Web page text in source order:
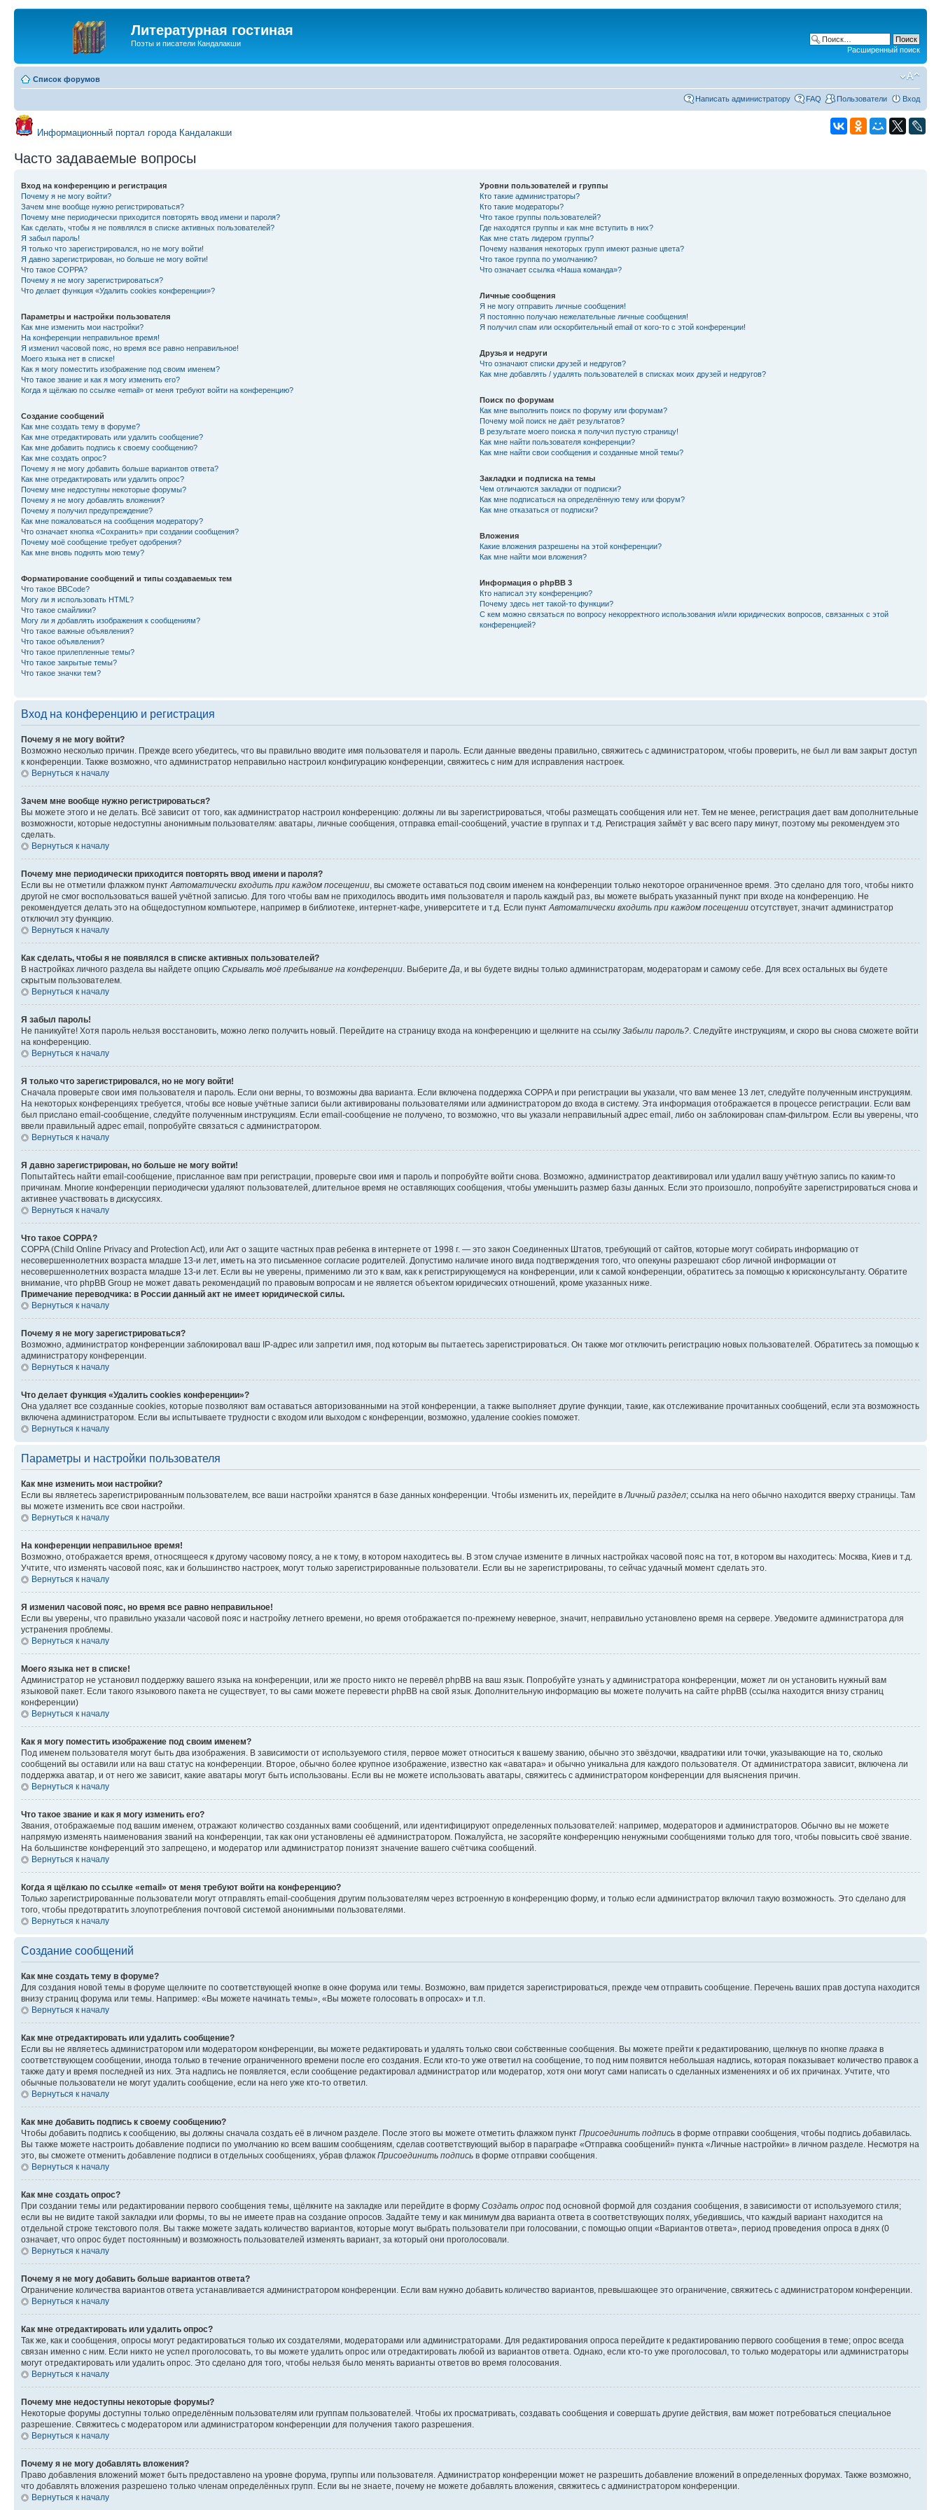
Литературная гостиная
Поэты и писатели Кандалакши
Расширенный поиск
Список форумов
Написать администратору FAQ Пользователи Вход
Информационный портал города Кандалакши
Часто задаваемые вопросы
Вход на конференцию и регистрация
Почему я не могу войти?
Зачем мне вообще нужно регистрироваться?
Почему мне периодически приходится повторять ввод имени и пароля?
Как сделать, чтобы я не появлялся в списке активных пользователей?
Я забыл пароль!
Я только что зарегистрировался, но не могу войти!
Я давно зарегистрирован, но больше не могу войти!
Что такое COPPA?
Почему я не могу зарегистрироваться?
Что делает функция «Удалить cookies конференции»?
Параметры и настройки пользователя
Как мне изменить мои настройки?
На конференции неправильное время!
Я изменил часовой пояс, но время все равно неправильное!
Моего языка нет в списке!
Как я могу поместить изображение под своим именем?
Что такое звание и как я могу изменить его?
Когда я щёлкаю по ссылке «email» от меня требуют войти на конференцию?
Создание сообщений
Как мне создать тему в форуме?
Как мне отредактировать или удалить сообщение?
Как мне добавить подпись к своему сообщению?
Как мне создать опрос?
Почему я не могу добавить больше вариантов ответа?
Как мне отредактировать или удалить опрос?
Почему мне недоступны некоторые форумы?
Почему я не могу добавлять вложения?
Почему я получил предупреждение?
Как мне пожаловаться на сообщения модератору?
Что означает кнопка «Сохранить» при создании сообщения?
Почему моё сообщение требует одобрения?
Как мне вновь поднять мою тему?
Форматирование сообщений и типы создаваемых тем
Что такое BBCode?
Могу ли я использовать HTML?
Что такое смайлики?
Могу ли я добавлять изображения к сообщениям?
Что такое важные объявления?
Что такое объявления?
Что такое прилепленные темы?
Что такое закрытые темы?
Что такое значки тем?
Уровни пользователей и группы
Кто такие администраторы?
Кто такие модераторы?
Что такое группы пользователей?
Где находятся группы и как мне вступить в них?
Как мне стать лидером группы?
Почему названия некоторых групп имеют разные цвета?
Что такое группа по умолчанию?
Что означает ссылка «Наша команда»?
Личные сообщения
Я не могу отправить личные сообщения!
Я постоянно получаю нежелательные личные сообщения!
Я получил спам или оскорбительный email от кого-то с этой конференции!
Друзья и недруги
Что означают списки друзей и недругов?
Как мне добавлять / удалять пользователей в списках моих друзей и недругов?
Поиск по форумам
Как мне выполнить поиск по форуму или форумам?
Почему мой поиск не даёт результатов?
В результате моего поиска я получил пустую страницу!
Как мне найти пользователя конференции?
Как мне найти свои сообщения и созданные мной темы?
Закладки и подписка на темы
Чем отличаются закладки от подписки?
Как мне подписаться на определённую тему или форум?
Как мне отказаться от подписки?
Вложения
Какие вложения разрешены на этой конференции?
Как мне найти мои вложения?
Информация о phpBB 3
Кто написал эту конференцию?
Почему здесь нет такой-то функции?
С кем можно связаться по вопросу некорректного использования и/или юридических вопросов, связанных с этой
конференцией?
Вход на конференцию и регистрация
Почему я не могу войти?
Возможно несколько причин. Прежде всего убедитесь, что вы правильно вводите имя пользователя и пароль. Если данные введены правильно, свяжитесь с администратором, чтобы проверить, не был ли вам закрыт доступ
к конференции. Также возможно, что администратор неправильно настроил конфигурацию конференции, свяжитесь с ним для исправления настроек.
Вернуться к началу
Зачем мне вообще нужно регистрироваться?
Вы можете этого и не делать. Всё зависит от того, как администратор настроил конференцию: должны ли вы зарегистрироваться, чтобы размещать сообщения или нет. Тем не менее, регистрация дает вам дополнительные
возможности, которые недоступны анонимным пользователям: аватары, личные сообщения, отправка email-сообщений, участие в группах и т.д. Регистрация займёт у вас всего пару минут, поэтому мы рекомендуем это
сделать.
Вернуться к началу
Почему мне периодически приходится повторять ввод имени и пароля?
Если вы не отметили флажком пункт Автоматически входить при каждом посещении , вы сможете оставаться под своим именем на конференции только некоторое ограниченное время. Это сделано для того, чтобы никто
другой не смог воспользоваться вашей учётной записью. Для того чтобы вам не приходилось вводить имя пользователя и пароль каждый раз, вы можете выбрать указанный пункт при входе на конференцию. Не
рекомендуется делать это на общедоступном компьютере, например в библиотеке, интернет-кафе, университете и т.д. Если пункт Автоматически входить при каждом посещении отсутствует, значит администратор
отключил эту функцию.
Вернуться к началу
Как сделать, чтобы я не появлялся в списке активных пользователей?
В настройках личного раздела вы найдете опцию Скрывать моё пребывание на конференции . Выберите Да , и вы будете видны только администраторам, модераторам и самому себе. Для всех остальных вы будете
скрытым пользователем.
Вернуться к началу
Я забыл пароль!
Не паникуйте! Хотя пароль нельзя восстановить, можно легко получить новый. Перейдите на страницу входа на конференцию и щелкните на ссылку Забыли пароль? . Следуйте инструкциям, и скоро вы снова сможете войти
на конференцию.
Вернуться к началу
Я только что зарегистрировался, но не могу войти!
Сначала проверьте свои имя пользователя и пароль. Если они верны, то возможны два варианта. Если включена поддержка COPPA и при регистрации вы указали, что вам менее 13 лет, следуйте полученным инструкциям.
На некоторых конференциях требуется, чтобы все новые учётные записи были активированы пользователями или администратором до входа в систему. Эта информация отображается в процессе регистрации. Если вам
был прислано email-сообщение, следуйте полученным инструкциям. Если email-сообщение не получено, то возможно, что вы указали неправильный адрес email, либо он заблокирован спам-фильтром. Если вы уверены, что
ввели правильный адрес email, попробуйте связаться с администратором.
Вернуться к началу
Я давно зарегистрирован, но больше не могу войти!
Попытайтесь найти email-сообщение, присланное вам при регистрации, проверьте свои имя и пароль и попробуйте войти снова. Возможно, администратор деактивировал или удалил вашу учётную запись по каким-то
причинам. Многие конференции периодически удаляют пользователей, длительное время не оставляющих сообщения, чтобы уменьшить размер базы данных. Если это произошло, попробуйте зарегистрироваться снова и
активнее участвовать в дискуссиях.
Вернуться к началу
Что такое COPPA?
COPPA (Child Online Privacy and Protection Act), или Акт о защите частных прав ребенка в интернете от 1998 г. — это закон Соединенных Штатов, требующий от сайтов, которые могут собирать информацию от
несовершеннолетних возраста младше 13-и лет, иметь на это письменное согласие родителей. Допустимо наличие иного вида подтверждения того, что опекуны разрешают сбор личной информации от
несовершеннолетних возраста младше 13-и лет. Если вы не уверены, применимо ли это к вам, как к регистрирующемуся на конференции, или к самой конференции, обратитесь за помощью к юрисконсультанту. Обратите
внимание, что phpBB Group не может давать рекомендаций по правовым вопросам и не является объектом юридических отношений, кроме указанных ниже.
Примечание переводчика: в России данный акт не имеет юридической силы.
Вернуться к началу
Почему я не могу зарегистрироваться?
Возможно, администратор конференции заблокировал ваш IP-адрес или запретил имя, под которым вы пытаетесь зарегистрироваться. Он также мог отключить регистрацию новых пользователей. Обратитесь за помощью к
администратору конференции.
Вернуться к началу
Что делает функция «Удалить cookies конференции»?
Она удаляет все созданные cookies, которые позволяют вам оставаться авторизованными на этой конференции, а также выполняет другие функции, такие, как отслеживание прочитанных сообщений, если эта возможность
включена администратором. Если вы испытываете трудности с входом или выходом с конференции, возможно, удаление cookies поможет.
Вернуться к началу
Параметры и настройки пользователя
Как мне изменить мои настройки?
Если вы являетесь зарегистрированным пользователем, все ваши настройки хранятся в базе данных конференции. Чтобы изменить их, перейдите в Личный раздел; ссылка на него обычно находится вверху страницы. Там
вы можете изменить все свои настройки.
Вернуться к началу
На конференции неправильное время!
Возможно, отображается время, относящееся к другому часовому поясу, а не к тому, в котором находитесь вы. В этом случае измените в личных настройках часовой пояс на тот, в котором вы находитесь: Москва, Киев и т.д.
Учтите, что изменять часовой пояс, как и большинство настроек, могут только зарегистрированные пользователи. Если вы не зарегистрированы, то сейчас удачный момент сделать это.
Вернуться к началу
Я изменил часовой пояс, но время все равно неправильное!
Если вы уверены, что правильно указали часовой пояс и настройку летнего времени, но время отображается по-прежнему неверное, значит, неправильно установлено время на сервере. Уведомите администратора для
устранения проблемы.
Вернуться к началу
Моего языка нет в списке!
Администратор не установил поддержку вашего языка на конференции, или же просто никто не перевёл phpBB на ваш язык. Попробуйте узнать у администратора конференции, может ли он установить нужный вам
языковой пакет. Если такого языкового пакета не существует, то вы сами можете перевести phpBB на свой язык. Дополнительную информацию вы можете получить на сайте phpBB (ссылка находится внизу страниц
конференции)
Вернуться к началу
Как я могу поместить изображение под своим именем?
Под именем пользователя могут быть два изображения. В зависимости от используемого стиля, первое может относиться к вашему званию, обычно это звёздочки, квадратики или точки, указывающие на то, сколько
сообщений вы оставили или на ваш статус на конференции. Второе, обычно более крупное изображение, известно как «аватара» и обычно уникальна для каждого пользователя. От администратора зависит, включена ли
поддержка аватар, и от него же зависит, какие аватары могут быть использованы. Если вы не можете использовать аватары, свяжитесь с администратором конференции для выяснения причин.
Вернуться к началу
Что такое звание и как я могу изменить его?
Звания, отображаемые под вашим именем, отражают количество созданных вами сообщений, или идентифицируют определенных пользователей: например, модераторов и администраторов. Обычно вы не можете
напрямую изменять наименования званий на конференции, так как они установлены её администратором. Пожалуйста, не засоряйте конференцию ненужными сообщениями только для того, чтобы повысить своё звание.
На большинстве конференций это запрещено, и модератор или администратор понизят значение вашего счётчика сообщений.
Вернуться к началу
Когда я щёлкаю по ссылке «email» от меня требуют войти на конференцию?
Только зарегистрированные пользователи могут отправлять email-сообщения другим пользователям через встроенную в конференцию форму, и только если администратор включил такую возможность. Это сделано для
того, чтобы предотвратить злоупотребления почтовой системой анонимными пользователями.
Вернуться к началу
Создание сообщений
Как мне создать тему в форуме?
Для создания новой темы в форуме щелкните по соответствующей кнопке в окне форума или темы. Возможно, вам придется зарегистрироваться, прежде чем отправить сообщение. Перечень ваших прав доступа находится
внизу страниц форума или темы. Например: «Вы можете начинать темы», «Вы можете голосовать в опросах» и т.п.
Вернуться к началу
Как мне отредактировать или удалить сообщение?
Если вы не являетесь администратором или модератором конференции, вы можете редактировать и удалять только свои собственные сообщения. Вы можете прейти к редактированию, щелкнув по кнопке правка в
соответствующем сообщении, иногда только в течение ограниченного времени после его создания. Если кто-то уже ответил на сообщение, то под ним появится небольшая надпись, которая показывает количество правок а
также дату и время последней из них. Эта надпись не появляется, если сообщение редактировал администратор или модератор, хотя они могут сами написать о сделанных изменениях и об их причинах. Учтите, что
обычные пользователи не могут удалить сообщение, если на него уже кто-то ответил.
Вернуться к началу
Как мне добавить подпись к своему сообщению?
Чтобы добавить подпись к сообщению, вы должны сначала создать её в личном разделе. После этого вы можете отметить флажком пункт Присоединить подпись в форме отправки сообщения, чтобы подпись добавилась.
Вы также можете настроить добавление подписи по умолчанию ко всем вашим сообщениям, сделав соответствующий выбор в параграфе «Отправка сообщений» пункта «Личные настройки» в личном разделе. Несмотря на
это, вы сможете отменить добавление подписи в отдельных сообщениях, убрав флажок Присоединить подпись в форме отправки сообщения.
Вернуться к началу
Как мне создать опрос?
При создании темы или редактировании первого сообщения темы, щёлкните на закладке или перейдите в форму Создать опрос под основной формой для создания сообщения, в зависимости от используемого стиля;
если вы не видите такой закладки или формы, то вы не имеете прав на создание опросов. Задайте тему и как минимум два варианта ответа в соответствующих полях, убедившись, что каждый вариант находится на
отдельной строке текстового поля. Вы также можете задать количество вариантов, которые могут выбрать пользователи при голосовании, с помощью опции «Вариантов ответа», период проведения опроса в днях (0
означает, что опрос будет постоянным) и возможность пользователей изменять вариант, за который они проголосовали.
Вернуться к началу
Почему я не могу добавить больше вариантов ответа?
Ограничение количества вариантов ответа устанавливается администратором конференции. Если вам нужно добавить количество вариантов, превышающее это ограничение, свяжитесь с администратором конференции.
Вернуться к началу
Как мне отредактировать или удалить опрос?
Так же, как и сообщения, опросы могут редактироваться только их создателями, модераторами или администраторами. Для редактирования опроса перейдите к редактированию первого сообщения в теме; опрос всегда
связан именно с ним. Если никто не успел проголосовать, то вы можете удалить опрос или отредактировать любой из вариантов ответа. Однако, если кто-то уже проголосовал, то только модераторы или администраторы
могут отредактировать или удалить опрос. Это сделано для того, чтобы нельзя было менять варианты ответов во время голосования.
Вернуться к началу
Почему мне недоступны некоторые форумы?
Некоторые форумы доступны только определённым пользователям или группам пользователей. Чтобы их просматривать, создавать сообщения и совершать другие действия, вам может потребоваться специальное
разрешение. Свяжитесь с модератором или администратором конференции для получения такого разрешения.
Вернуться к началу
Почему я не могу добавлять вложения?
Право добавления вложений может быть предоставлено на уровне форума, группы или пользователя. Администратор конференции может не разрешить добавление вложений в определенных форумах. Также возможно,
что добавлять вложения разрешено только членам определённых групп. Если вы не знаете, почему не можете добавлять вложения, свяжитесь с администратором конференции.
Вернуться к началу